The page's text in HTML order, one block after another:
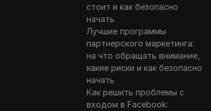
стоит и как безопасно
начать
Лучшие программы
партнерского маркетинга:
на что обращать внимание,
какие риски и как безопасно
начать
Как решить проблемы с
входом в Facebook: